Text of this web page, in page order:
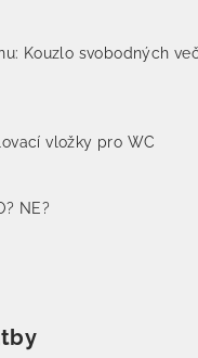
Kouzlo svobodných
vložky pro WC
NE?